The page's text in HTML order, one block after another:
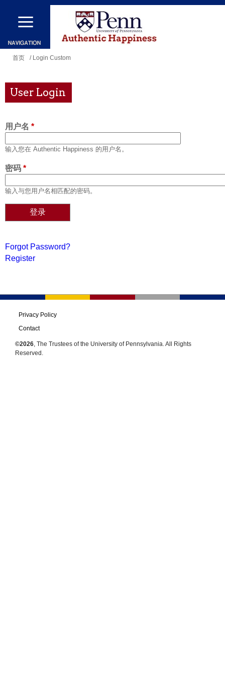
跳
到
主
容
你
这
里
首页 / Login Custom
User Login
用户名 *
输入您在 Authentic Happiness 的用户名。
密码 *
输入与您用户名相匹配的密码。
Forgot Password?
Register
Privacy Policy
Contact
©2026, The Trustees of the University of Pennsylvania. All Rights
Reserved.